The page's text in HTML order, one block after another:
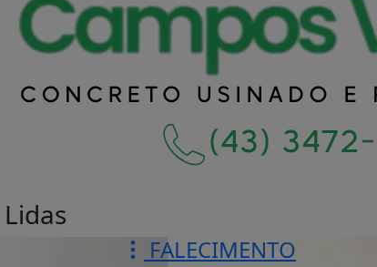
FALECIMENTO